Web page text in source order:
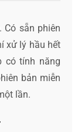
Có sẵn phiên
xử lý hầu hết
có tính năng
bản miễn
lần.